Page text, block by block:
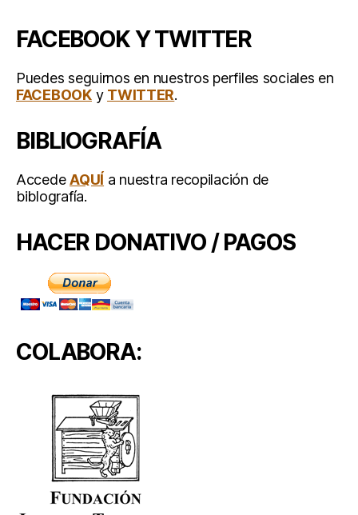
FACEBOOK Y TWITTER
Puedes seguirnos en nuestros perfiles sociales en
FACEBOOKy TWITTER.
BIBLIOGRAFÍA
AccedeAQUÍ a nuestra recopilación de
biblografía.
HACER DONATIVO / PAGOS
COLABORA: